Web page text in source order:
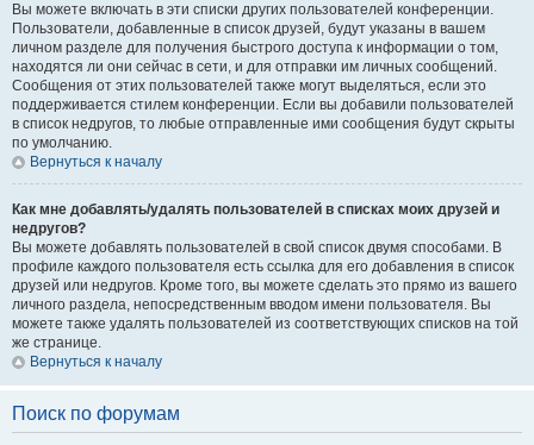
Вы можете включать в эти списки других пользователей конференции.
Пользователи, добавленные в список друзей, будут указаны в вашем
личном разделе для получения быстрого доступа к информации о том,
находятся ли они сейчас в сети, и для отправки им личных сообщений.
Сообщения от этих пользователей также могут выделяться, если это
поддерживается стилем конференции. Если вы добавили пользователей
в список недругов, то любые отправленные ими сообщения будут скрыты
по умолчанию.
Вернуться к началу
Как мне добавлять/удалять пользователей в списках моих друзей и
недругов?
Вы можете добавлять пользователей в свой список двумя способами. В
профиле каждого пользователя есть ссылка для его добавления в список
друзей или недругов. Кроме того, вы можете сделать это прямо из вашего
личного раздела, непосредственным вводом имени пользователя. Вы
можете также удалять пользователей из соответствующих списков на той
же странице.
Вернуться к началу
Поиск по форумам